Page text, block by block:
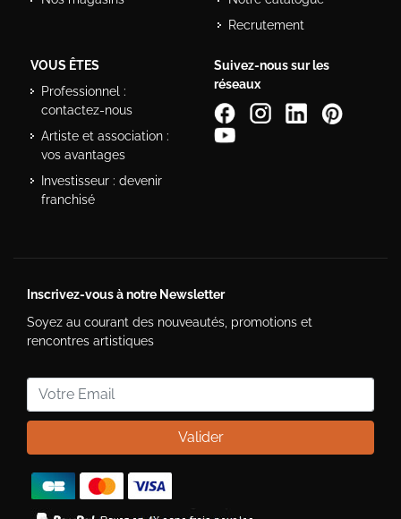
Recrutement
VOUS ÊTES
Professionnel :
contactez-nous
Artiste et association :
vos avantages
Investisseur : devenir
franchisé
Suivez-nous sur les
réseaux
Inscrivez-vous à notre Newsletter
Soyez au courant des nouveautés, promotions et
rencontres artistiques
Valider